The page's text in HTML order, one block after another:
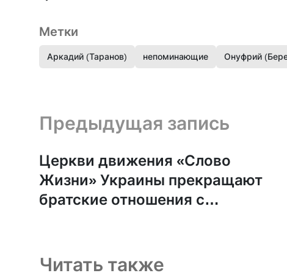
Метки
Аркадий (Таранов) непоминающие Онуфрий
Предыдущая запись и следующая запись
Предыдущая запись
Церкви движения «Слово
Жизни» Украины прекращают
братские отношения с
Читать также